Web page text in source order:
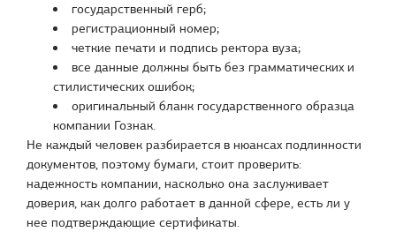
государственный герб;
регистрационный номер;
четкие печати и подпись ректора вуза;
все данные должны быть без грамматических и
стилистических ошибок;
оригинальный бланк государственного образца
компании Гознак.
Не каждый человек разбирается в нюансах подлинности
документов, поэтому бумаги, стоит проверить:
надежность компании, насколько она заслуживает
доверия, как долго работает в данной сфере, есть ли у
нее подтверждающие сертификаты.